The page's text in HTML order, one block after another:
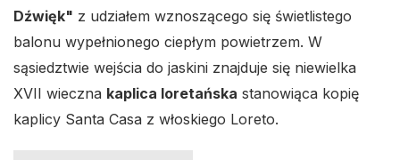
Dźwięk" z udziałem wznoszącego się świetlistego
balonu wypełnionego ciepłym powietrzem. W
sąsiedztwie wejścia do jaskini znajduje się niewielka
XVII wieczna kaplica loretańska stanowiąca kopię
kaplicy Santa Casa z włoskiego Loreto.